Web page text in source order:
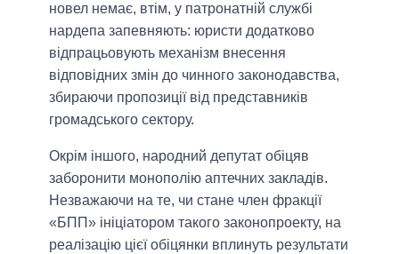
новел немає, втім, у патронатній службі
нардепа запевняють: юристи додатково
відпрацьовують механізм внесення
відповідних змін до чинного законодавства,
збираючи пропозиції від представників
громадського сектору.
Окрім іншого, народний депутат обіцяв
заборонити монополію аптечних закладів.
Незважаючи на те, чи стане член фракції
«БПП» ініціатором такого законопроекту, на
реалізацію цієї обіцянки вплинуть результати